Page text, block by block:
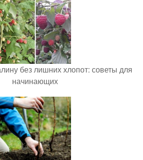
без лишних хлопот: советы для
начинающих